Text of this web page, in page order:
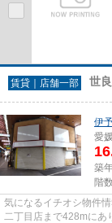
賃貸｜店舗一部 世
伊
愛
築
階
気になるイチオシ物件
二丁目店まで428mにあ